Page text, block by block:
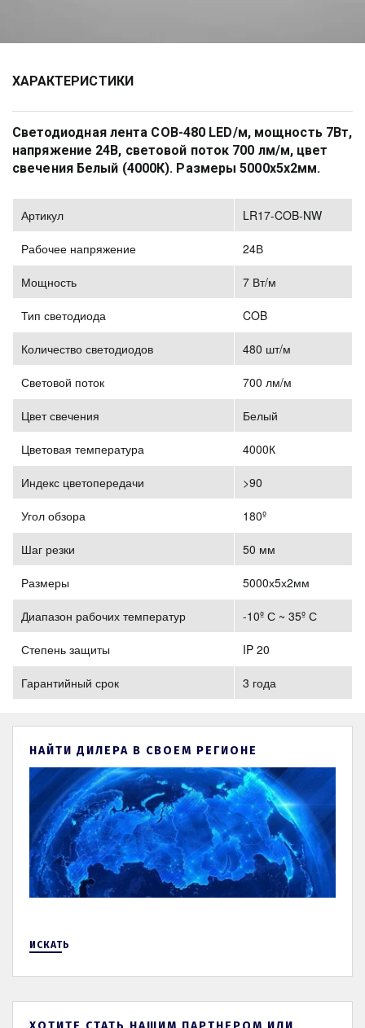
ХАРАКТЕРИСТИКИ
Cветодиодная лента COB-480 LED/м, мощность 7Вт,
напряжение 24В, световой поток 700 лм/м, цвет
свечения Белый (4000К). Размеры 5000х5х2мм.
Артикул LR17-COB-NW
Рабочее напряжение 24В
Мощность 7 Вт/м
Тип светодиода COB
Количество светодиодов 480 шт/м
Световой поток 700 лм/м
Цвет свечения Белый
Цветовая температура 4000К
Индекс цветопередачи >90
Угол обзора 180º
Шаг резки 50 мм
Размеры 5000х5х2мм
Диапазон рабочих температур -10º С ~ 35º С
Степень защиты IP 20
Гарантийный срок 3 года
НАЙТИ ДИЛЕРА В СВОЕМ РЕГИОНЕ
ИСКАТЬ